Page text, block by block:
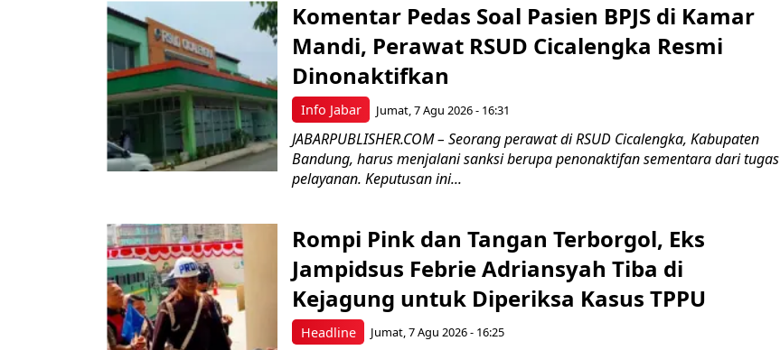
Info Jabar
Komentar Pedas Soal Pasien BPJS di Kamar
Mandi, Perawat RSUD Cicalengka Resmi
Dinonaktifkan
Jumat, 7 Agu 2026 - 16:31
JABARPUBLISHER.COM – Seorang perawat di RSUD Cicalengka, Kabupaten
Bandung, harus menjalani sanksi berupa penonaktifan sementara dari tugas
pelayanan. Keputusan ini...
Headline
Rompi Pink dan Tangan Terborgol, Eks
Jampidsus Febrie Adriansyah Tiba di
Kejagung untuk Diperiksa Kasus TPPU
Jumat, 7 Agu 2026 - 16:25